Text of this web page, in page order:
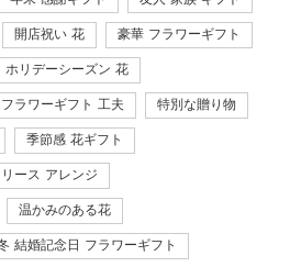
開店祝い 花 豪華 フラワーギフト
ホリデーシーズン 花
フラワーギフト 工夫 特別な贈り物
季節感 花ギフト
リース アレンジ
温かみのある花
結婚記念日 フラワーギフト